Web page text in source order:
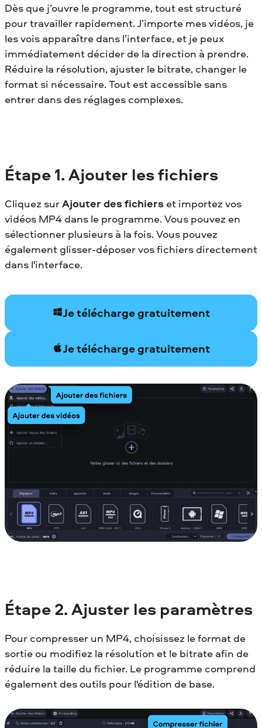
Dès que j’ouvre le programme, tout est structuré
pour travailler rapidement. J’importe mes vidéos, je
les vois apparaître dans l’interface, et je peux
immédiatement décider de la direction à prendre.
Réduire la résolution, ajuster le bitrate, changer le
format si nécessaire. Tout est accessible sans
entrer dans des réglages complexes.
Étape 1.Ajouter les fichiers
Cliquez surAjouter des fichiers et importez vos
vidéos MP4 dans le programme. Vous pouvez en
sélectionner plusieurs à la fois. Vous pouvez
également glisser-déposer vos fichiers directement
dans l'interface.
Je télécharge gratuitement
Je télécharge gratuitement
Étape 2.Ajuster les paramètres
Pour compresser un MP4, choisissez le format de
sortie ou modifiez la résolution et le bitrate afin de
réduire la taille du fichier. Le programme comprend
également des outils pour l'édition de base.